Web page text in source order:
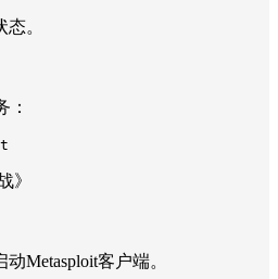
。
：
动Metasploit客户端。